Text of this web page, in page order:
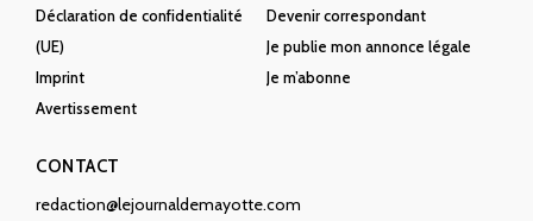
Déclaration de confidentialité
(UE)
Imprint
Avertissement
Devenir correspondant
Je publie mon annonce légale
Je m’abonne
CONTACT
redaction@lejournaldemayotte.com